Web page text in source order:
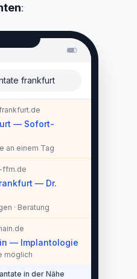
:
frankfurt
— Sofort-
einem Tag
ffm.de
— Dr.
· Beratung
— Implantologie
möglich
in der Nähe